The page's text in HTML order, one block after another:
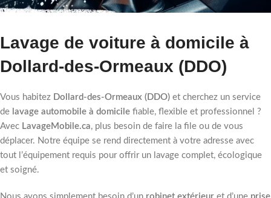
Lavage de voiture à domicile à
Dollard-des-Ormeaux (DDO)
Vous habitez Dollard-des-Ormeaux (DDO) et cherchez un service
de lavage automobile à domicile fiable, flexible et professionnel ?
Avec LavageMobile.ca, plus besoin de faire la file ou de vous
déplacer. Notre équipe se rend directement à votre adresse avec
tout l’équipement requis pour offrir un lavage complet, écologique
et soigné.